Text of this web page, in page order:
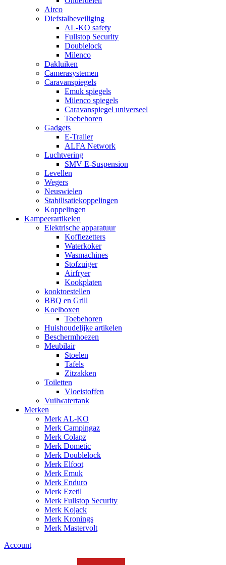
Airco
Diefstalbeveiliging
AL-KO safety
Fullstop Security
Doublelock
Milenco
Dakluiken
Camerasystemen
Caravanspiegels
Emuk spiegels
Milenco spiegels
Caravanspiegel universeel
Toebehoren
Gadgets
E-Trailer
ALFA Network
Luchtvering
SMV E-Suspension
Levellen
Wegers
Neuswielen
Stabilisatiekoppelingen
Koppelingen
Kampeerartikelen
Elektrische apparatuur
Koffiezetters
Waterkoker
Wasmachines
Stofzuiger
Airfryer
Kookplaten
kooktoestellen
BBQ en Grill
Koelboxen
Toebehoren
Huishoudelijke artikelen
Beschermhoezen
Meubilair
Stoelen
Tafels
Zitzakken
Toiletten
Vloeistoffen
Vuilwatertank
Merken
Merk AL-KO
Merk Campingaz
Merk Colapz
Merk Dometic
Merk Doublelock
Merk Elfoot
Merk Emuk
Merk Enduro
Merk Ezetil
Merk Fullstop Security
Merk Kojack
Merk Kronings
Merk Mastervolt
Account